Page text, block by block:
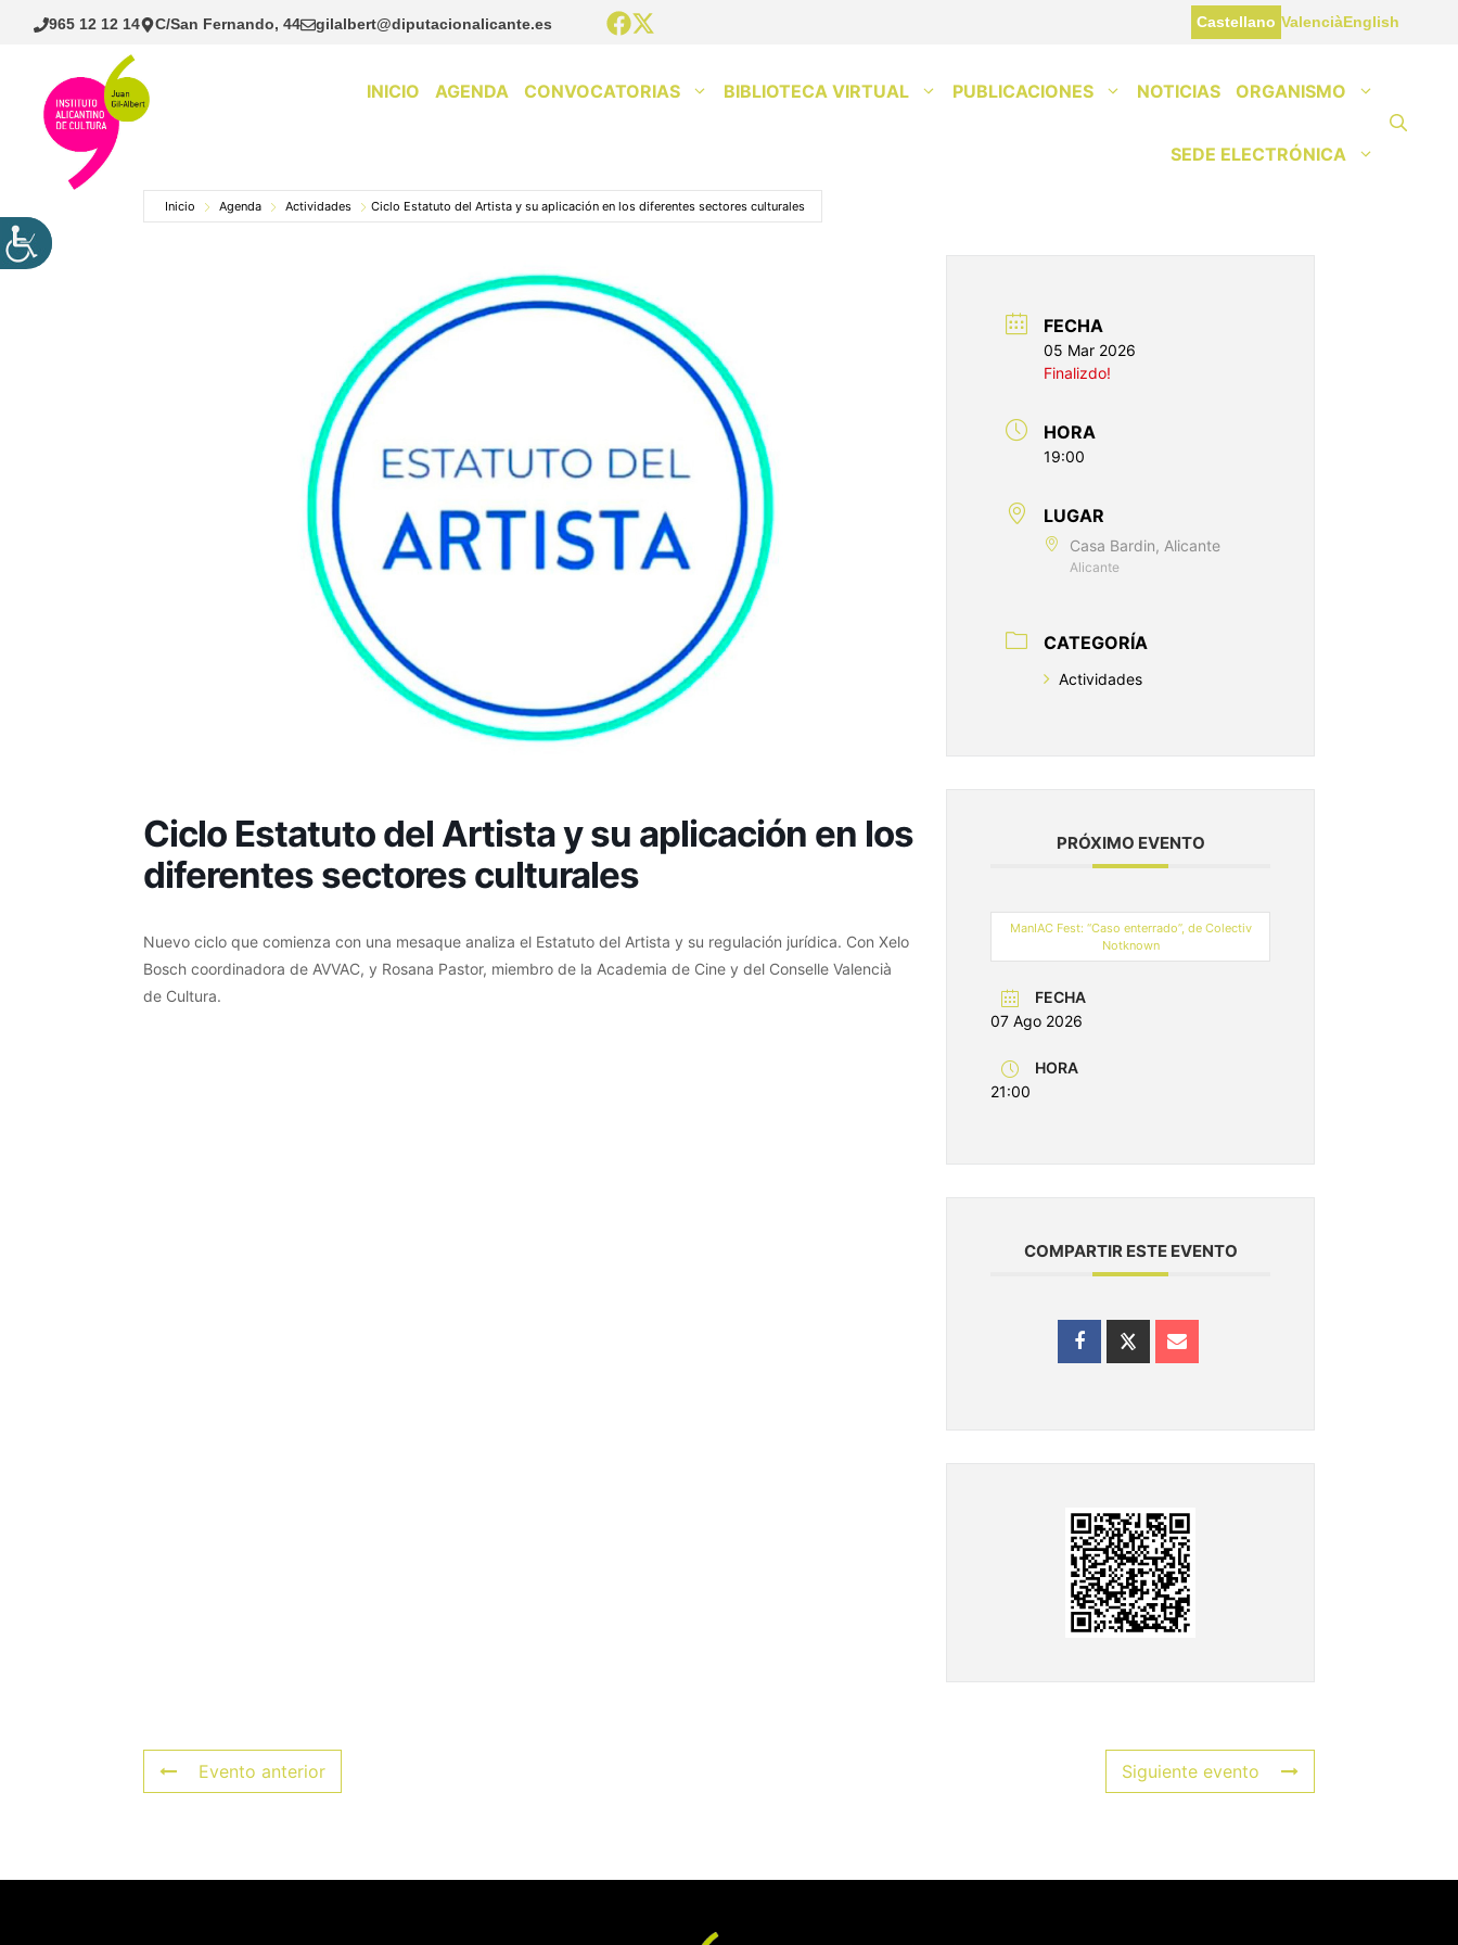
Saltar
965 12 12 14 C/San Fernando, 44 gilalbert@diputacionalicante.es Castellano ValenciàEnglish
INICIO AGENDA CONVOCATORIAS BIBLIOTECA VIRTUAL PUBLICACIONES NOTICIAS ORGANISMO
SEDE ELECTRÓNICA
Inicio Agenda Actividades Ciclo Estatuto del Artista y su aplicación en los diferentes sectores culturales
Ciclo Estatuto del Artista y su aplicación en los
diferentes sectores culturales
Nuevo ciclo que comienza con una mesaque analiza el Estatuto del Artista y su regulación jurídica. Con Xelo
Bosch coordinadora de AVVAC, y Rosana Pastor, miembro de la Academia de Cine y del Conselle Valencià
de Cultura.
FECHA
05 Mar 2026
Finalizdo!
HORA
19:00
LUGAR
Casa Bardin, Alicante
Alicante
CATEGORÍA
Actividades
PRÓXIMO EVENTO
ManIAC Fest: “Caso enterrado”, de Colectiv
Notknown
FECHA
07 Ago 2026
HORA
21:00
COMPARTIR ESTE EVENTO
Evento anterior Siguiente evento